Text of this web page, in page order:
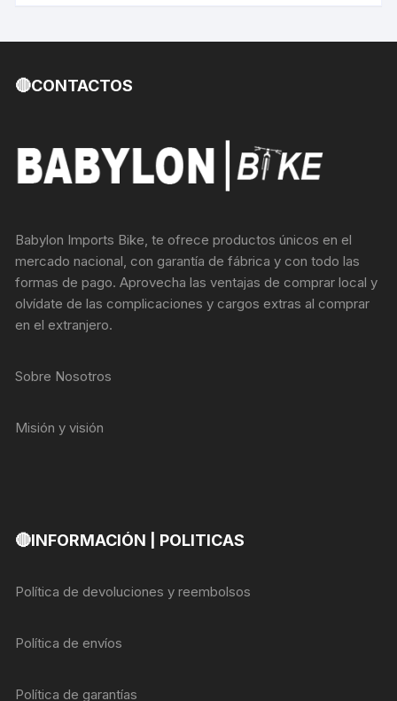
🔴CONTACTOS
Babylon Imports Bike, te ofrece productos únicos en el
mercado nacional, con garantía de fábrica y con todo las
formas de pago. Aprovecha las ventajas de comprar local y
olvídate de las complicaciones y cargos extras al comprar
en el extranjero.
Sobre Nosotros
Misión y visión
🔴INFORMACIÓN | POLITICAS
Política de devoluciones y reembolsos
Política de envíos
Política de garantías